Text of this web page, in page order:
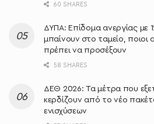
60 SHARES
ΔΥΠΑ: Επίδομα ανεργίας με
μπαίνουν στο ταμείο, ποιοι
πρέπει να προσέξουν
58 SHARES
ΔΕΘ 2026: Τα μέτρα που
κερδίζουν από το νέο
ενισχύσεων